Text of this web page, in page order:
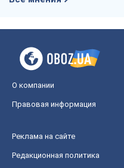
О компании
Правовая информация
Реклама на сайте
Редакционная политика